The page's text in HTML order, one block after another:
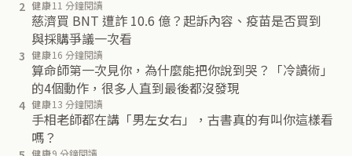
2 健康11 分鐘閱讀
慈濟買 BNT 遭詐 10.6 億？起訴內容、疫苗是否買到
與採購爭議一次看
3 健康16 分鐘閱讀
算命師第一次見你，為什麼能把你說到哭？「冷讀術」
的4個動作，很多人直到最後都沒發現
4 健康13 分鐘閱讀
手相老師都在講「男左女右」，古書真的有叫你這樣看
嗎？
健康9 分鐘閱讀